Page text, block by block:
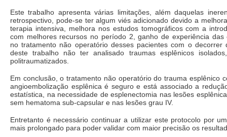
Este trabalho apresenta várias limitações, além daquelas
retrospectivo, pode-se ter algum viés adicionado devido a
terapia intensiva, melhora nos estudos tomográficos com a
com melhores recursos no período 2, ganho de experiência das
no tratamento não operatório desses pacientes com o
deste trabalho não ter analisado traumas esplênicos
politraumatizados.
Em conclusão, o tratamento não operatório do trauma esplênico
angioembolização esplênica é seguro e está associado a
estatística, na necessidade de esplenectomia nas lesões
sem hematoma sub-capsular e nas lesões grau IV.
Entretanto é necessário continuar a utilizar este protocolo por
mais prolongado para poder validar com maior precisão os